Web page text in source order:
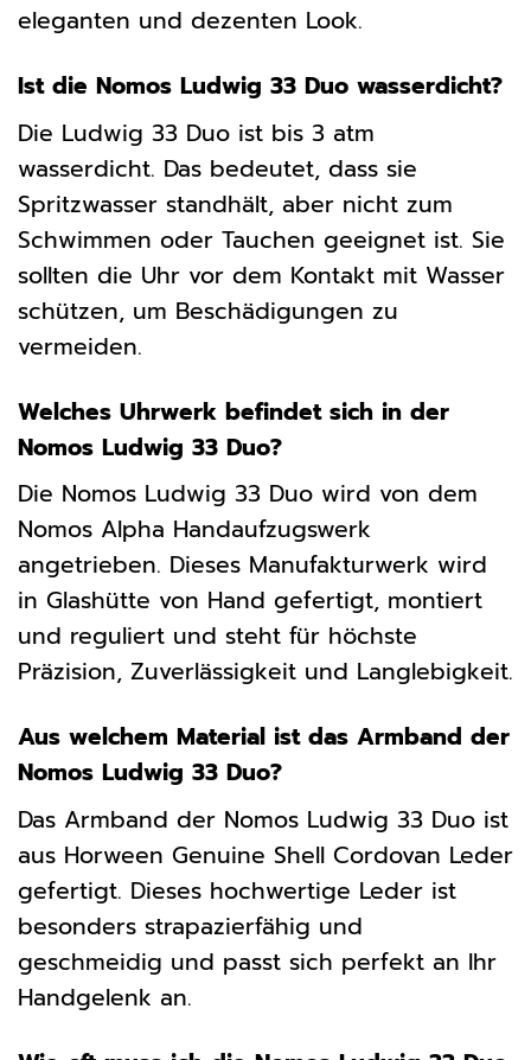
eleganten und dezenten Look.
Ist die Nomos Ludwig 33 Duo wasserdicht?
Die Ludwig 33 Duo ist bis 3 atm
wasserdicht. Das bedeutet, dass sie
Spritzwasser standhält, aber nicht zum
Schwimmen oder Tauchen geeignet ist. Sie
sollten die Uhr vor dem Kontakt mit Wasser
schützen, um Beschädigungen zu
vermeiden.
Welches Uhrwerk befindet sich in der
Nomos Ludwig 33 Duo?
Die Nomos Ludwig 33 Duo wird von dem
Nomos Alpha Handaufzugswerk
angetrieben. Dieses Manufakturwerk wird
in Glashütte von Hand gefertigt, montiert
und reguliert und steht für höchste
Präzision, Zuverlässigkeit und Langlebigkeit.
Aus welchem Material ist das Armband der
Nomos Ludwig 33 Duo?
Das Armband der Nomos Ludwig 33 Duo ist
aus Horween Genuine Shell Cordovan Leder
gefertigt. Dieses hochwertige Leder ist
besonders strapazierfähig und
geschmeidig und passt sich perfekt an Ihr
Handgelenk an.